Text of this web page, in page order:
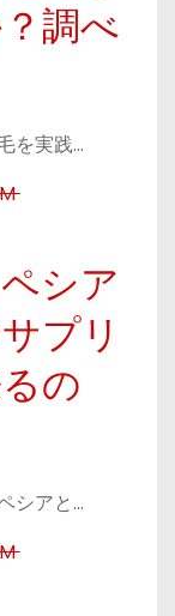
調べ
を実践…
シア
プリ
の
シアと…